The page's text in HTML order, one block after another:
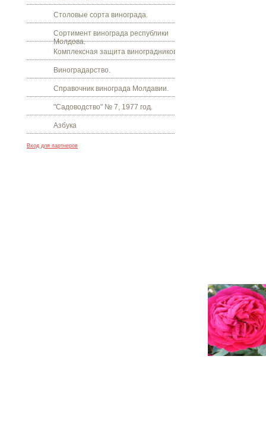
Столовые сорта винограда.
Сортимент винограда республики
Молдова.
Комплексная защита виноградников.
Виноградарство.
Справочник винограда Молдавии.
"Садоводство" № 7, 1977 год.
Азбука
Вход для партнеров